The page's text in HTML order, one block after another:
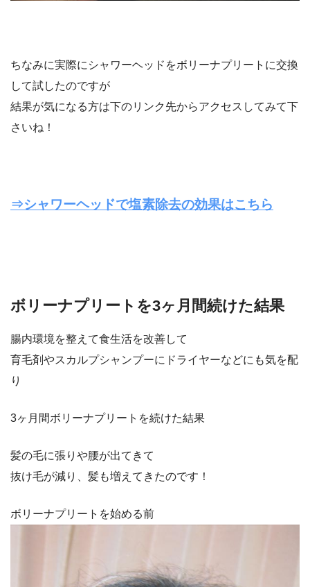
ちなみに実際にシャワーヘッドをボリーナプリートに交換
して試したのですが
結果が気になる方は下のリンク先からアクセスしてみて下
さいね！
⇒シャワーヘッドで塩素除去の効果はこちら
ボリーナプリートを3ヶ月間続けた結果
腸内環境を整えて食生活を改善して
育毛剤やスカルプシャンプーにドライヤーなどにも気を配
り
3ヶ月間ボリーナプリートを続けた結果
髪の毛に張りや腰が出てきて
抜け毛が減り、髪も増えてきたのです！
ボリーナプリートを始める前